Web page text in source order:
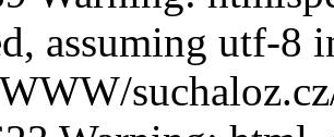
assuming utf-8